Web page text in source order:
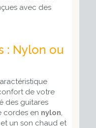
avec des
: Nylon ou
de votre
des guitares
cordes en nylon,
un son chaud et